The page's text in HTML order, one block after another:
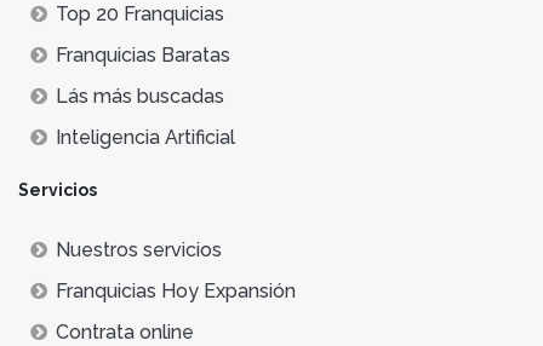
Top 20 Franquicias
Franquicias Baratas
Lás más buscadas
Inteligencia Artificial
Servicios
Nuestros servicios
Franquicias Hoy Expansión
Contrata online